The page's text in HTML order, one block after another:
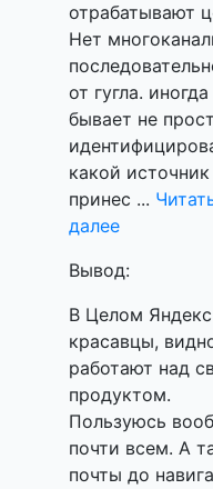
отрабатывают
Нет
от гугла. иногда
бывает не
какой источник
принес ...
далее
Вывод:
В Целом
красавцы,
работают над
продуктом.
Пользуюсь
почти всем. А
почты до